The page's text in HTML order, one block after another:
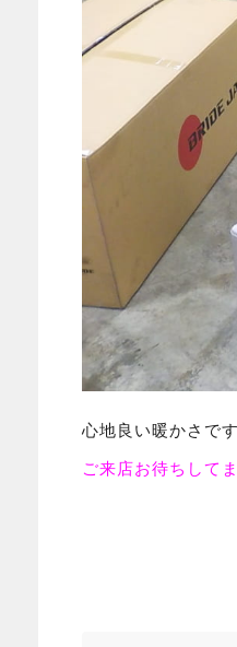
心地良い暖かさです
ご来店お待ちしてま